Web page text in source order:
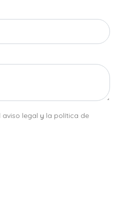
aviso legal y la política de